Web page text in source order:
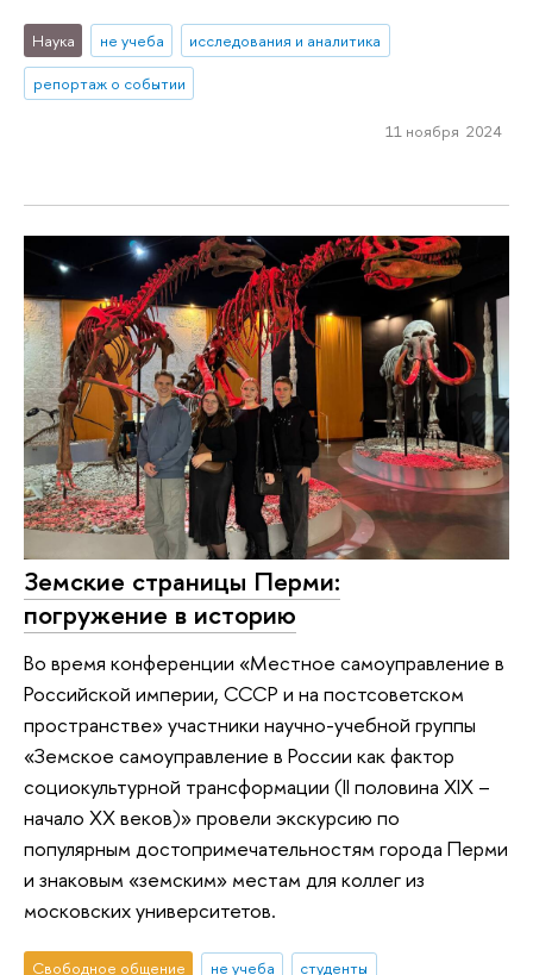
Наука не учеба
исследования и аналитика
репортаж о событии
11 ноября 2024
Земские страницы Перми:
погружение в историю
Во время конференции «Местное самоуправление в
Российской империи, СССР и на постсоветском
пространстве» участники научно-учебной группы
«Земское самоуправление в России как фактор
социокультурной трансформации (II половина XIX –
начало XX веков)» провели экскурсию по
популярным достопримечательностям города Перми
и знаковым «земским» местам для коллег из
московских университетов.
Свободное общение не учеба студенты